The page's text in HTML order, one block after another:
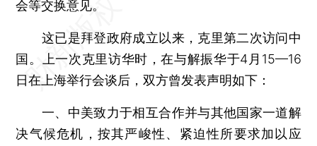
会等交换意见。
这已是拜登政府成立以来，克里第二次访问中
国。上一次克里访华时，在与解振华于4月15—16
日在上海举行会谈后，双方曾发表声明如下：
一、中美致力于相互合作并与其他国家一道解
决气候危机，按其严峻性、紧迫性所要求加以应